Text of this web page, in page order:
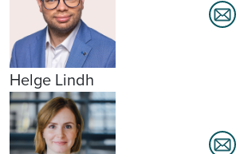
Helge Lindh